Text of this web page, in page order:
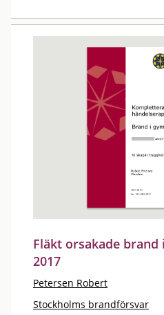
Fläkt orsakade brand
2017
Petersen Robert
Stockholms brandförsvar